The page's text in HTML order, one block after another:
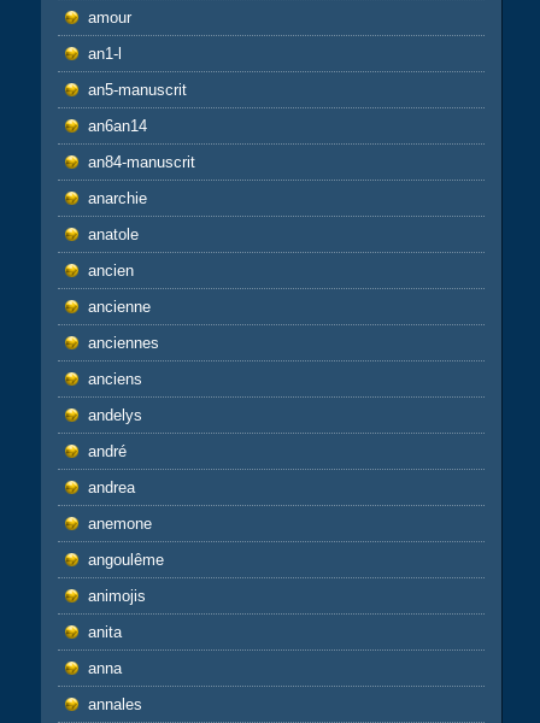
amour
an1-l
an5-manuscrit
an6an14
an84-manuscrit
anarchie
anatole
ancien
ancienne
anciennes
anciens
andelys
andré
andrea
anemone
angoulême
animojis
anita
anna
annales